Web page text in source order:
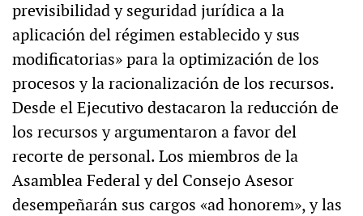
previsibilidad y seguridad jurídica a la
aplicación del régimen establecido y sus
modificatorias» para la optimización de los
procesos y la racionalización de los recursos.
Desde el Ejecutivo destacaron la reducción de
los recursos y argumentaron a favor del
recorte de personal. Los miembros de la
Asamblea Federal y del Consejo Asesor
desempeñarán sus cargos «ad honorem», y las